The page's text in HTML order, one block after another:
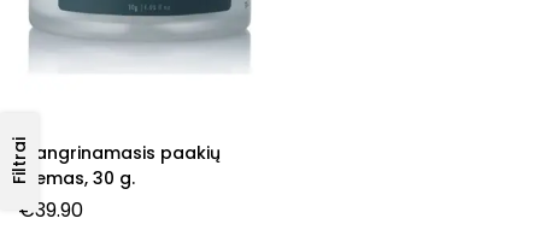
FiltraiStangrinamasis paakių
kremas, 30 g.
€39.90